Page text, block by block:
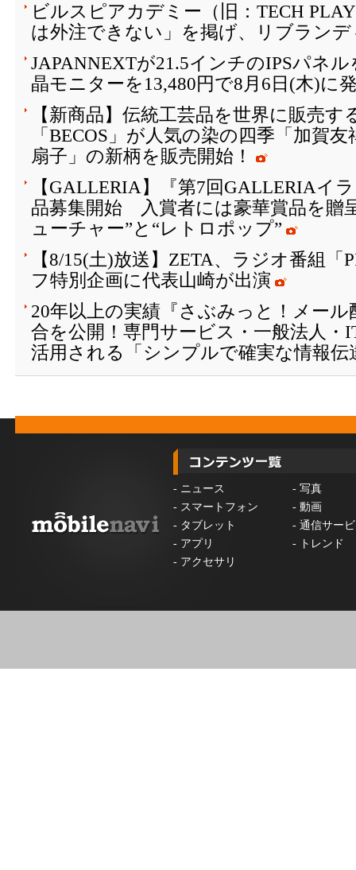
ビルスピアカデミー（旧：TECH
は外注できない」を掲げ、リブラン
JAPANNEXTが21.5インチのIPSパネ
晶モニターを13,480円で8月6日(木)に
【新商品】伝統工芸品を世界に販売す
「BECOS」が人気の染の四季「加賀
扇子」の新柄を販売開始！
【GALLERIA】『第7回GALLERIAイ
品募集開始 入賞者には豪華賞品を
ューチャー”と“レトロポップ”
【8/15(土)放送】ZETA、ラジオ番組「
フ特別企画に代表山崎が出演
20年以上の実績『さぶみっと！メール
合を公開！専門サービス・一般法人・
活用される「シンプルで確実な情報伝
- ニュース - 写真
- スマートフォン - 動画
- タブレット - 通信サー
- アプリ -
トレンド
- アクセサリ